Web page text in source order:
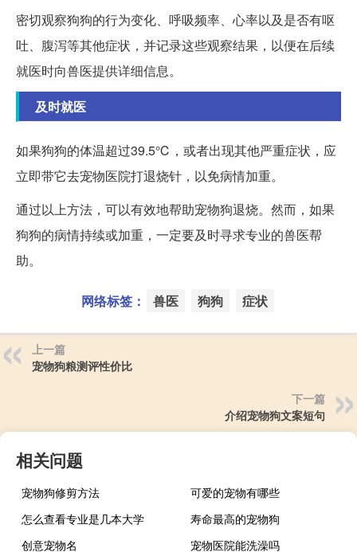
密切观察狗狗的行为变化、呼吸频率、心率以及是否有呕
吐、腹泻等其他症状，并记录这些观察结果，以便在后续
就医时向兽医提供详细信息。
及时就医
如果狗狗的体温超过39.5℃，或者出现其他严重症状，应
立即带它去宠物医院打退烧针，以免病情加重。
通过以上方法，可以有效地帮助宠物狗退烧。然而，如果
狗狗的病情持续或加重，一定要及时寻求专业的兽医帮
助。
网络标签： 兽医 狗狗 症状
上一篇
宠物狗粮测评性价比
下一篇
介绍宠物狗文案短句
相关问题
宠物狗修剪方法
可爱的宠物有哪些
怎么查看专业是几本大学
寿命最高的宠物狗
创意宠物名
宠物医院能洗澡吗